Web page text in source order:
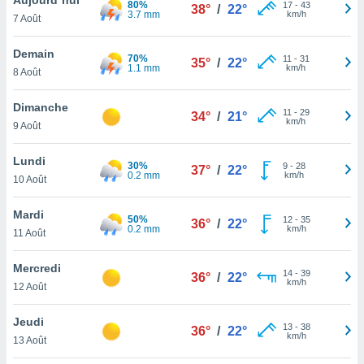
et
»,
au
vous
qu'ils
ou
le
ainsi
un
la
du
7 Août
80%
3.7 mm
38° / 22° 17- 43
km/h
Demain
8 Août
70%
1.1 mm
35° / 22° 11 - 31
km/h
Dimanche
9 Août
34° / 21° 11 - 29
km/h
Lundi
10 Août
30%
0.2 mm
37° / 22° 9- 28
km/h
Mardi
11 Août
50%
0.2 mm
36° / 22° 12- 35
km/h
Mercredi
12 Août
36° / 22° 14- 39
km/h
Jeudi
13 Août
36° / 22° 13- 38
km/h